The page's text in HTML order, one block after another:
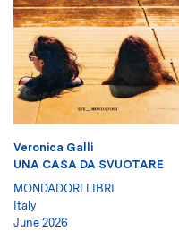
Veronica Galli
UNA CASA DA SVUOTARE
MONDADORI LIBRI
Italy
June 2026